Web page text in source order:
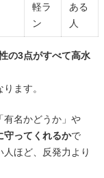
軽ラ
ン
ある
人
の3点がすべて高水
ます。
有名かどうか」や
守ってくれるかで
ほど、反発力より